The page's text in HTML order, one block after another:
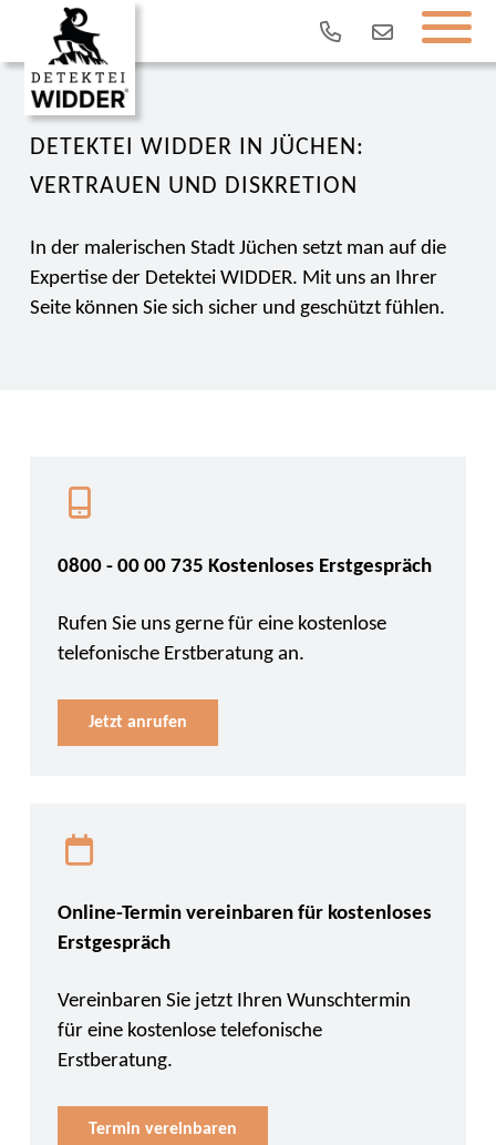
DETEKTEI WIDDER IN JÜCHEN:
VERTRAUEN UND DISKRETION
In der malerischen Stadt Jüchen setzt man auf die
Expertise der Detektei WIDDER. Mit uns an Ihrer
Seite können Sie sich sicher und geschützt fühlen.
0800 - 00 00 735 Kostenloses Erstgespräch
Rufen Sie uns gerne für eine kostenlose
telefonische Erstberatung an.
Jetzt anrufen
Online-Termin vereinbaren für kostenloses
Erstgespräch
Vereinbaren Sie jetzt Ihren Wunschtermin
für eine kostenlose telefonische
Erstberatung.
Termin vereinbaren